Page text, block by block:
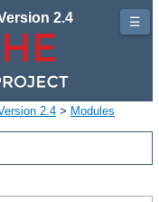
2.4
2.4 > Modules
☰